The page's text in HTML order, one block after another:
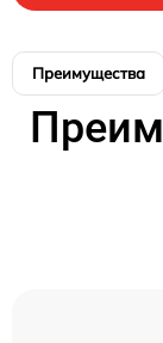
Преимущества